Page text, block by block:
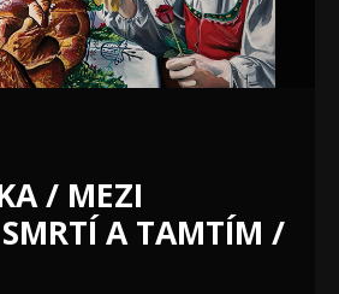
/ MEZI
A TAMTÍM /